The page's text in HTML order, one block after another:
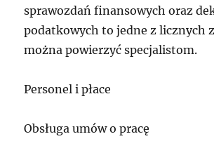
sprawozdań finansowych oraz
podatkowych to jedne z licznych
można powierzyć specjalistom.
Personel i płace
Obsługa umów o pracę